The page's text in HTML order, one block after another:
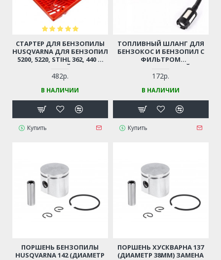
СТАРТЕР ДЛЯ БЕНЗОПИЛЫ
HUSQVARNA ДЛЯ БЕНЗОПИЛ
5200, 5220, STIHL 362, 440 И
ДР. (КИТАЙСКИЕ
БЕНЗОПИЛЫ 45-52СМ3,
ЦЫГАНКА)
482р.
В НАЛИЧИИ
Купить
ТОПЛИВНЫЙ ШЛАНГ ДЛЯ
БЕНЗОКОС И БЕНЗОПИЛ С
ФИЛЬТРОМ
(УНИВЕРСАЛЬНЫЙ)
172р.
В НАЛИЧИИ
Купить
ПОРШЕНЬ БЕНЗОПИЛЫ
HUSQVARNA 142 (ДИАМЕТР
ПОРШЕНЬ ХУСКВАРНА 137
(ДИАМЕТР 38ММ) ЗАМЕНА